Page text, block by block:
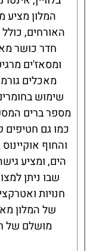
המלון מציע
האורחים,
חדר כושר
ומסאז'ים
מאכלים
שימוש
מספר ברים
כמו גם חטיפים
והחוף
הים, ומציע
שבו ניתן
חנויות
של המלון
מושלם של